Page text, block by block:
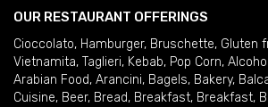
OUR RESTAURANT OFFERINGS
Cioccolato, Hamburger, Bruschette, Gluten
Vietnamita, Taglieri, Kebab, Pop Corn,
Arabian Food, Arancini, Bagels, Bakery,
Cuisine, Beer, Bread, Breakfast, Breakfast,